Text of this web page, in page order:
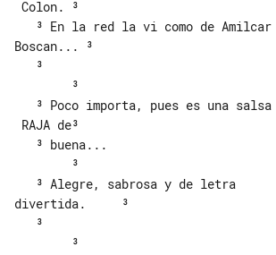
Boscan... ³
divertida.     ³